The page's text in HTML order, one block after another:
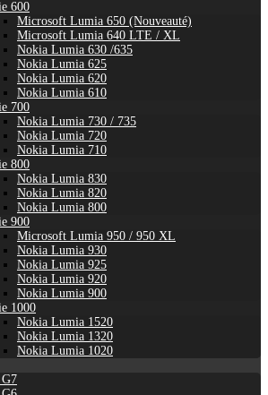
600
Microsoft Lumia 650 (Nouveauté)
Microsoft Lumia 640 LTE / XL
Nokia Lumia 630 /635
Nokia Lumia 625
Nokia Lumia 620
Nokia Lumia 610
700
Nokia Lumia 730 / 735
Nokia Lumia 720
Nokia Lumia 710
800
Nokia Lumia 830
Nokia Lumia 820
Nokia Lumia 800
900
Microsoft Lumia 950 / 950 XL
Nokia Lumia 930
Nokia Lumia 925
Nokia Lumia 920
Nokia Lumia 900
1000
Nokia Lumia 1520
Nokia Lumia 1320
Nokia Lumia 1020